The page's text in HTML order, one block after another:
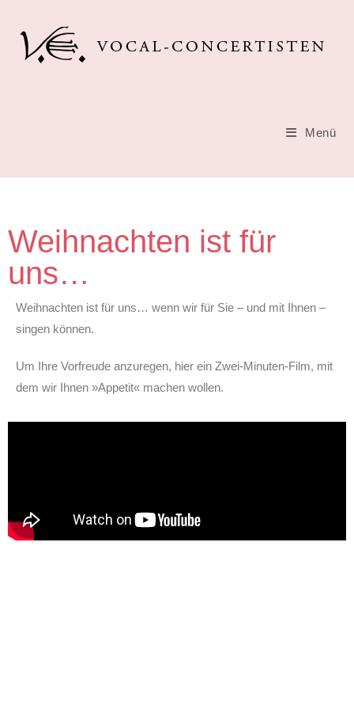
Menü
Weihnachten ist für
uns…
Weihnachten ist für uns… wenn wir für Sie – und mit Ihnen –
singen können.
Um Ihre Vorfreude anzuregen, hier ein Zwei-Minuten-Film, mit
dem wir Ihnen »Appetit« machen wollen.